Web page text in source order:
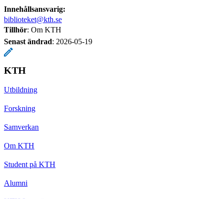
Innehållsansvarig:
biblioteket@kth.se
Tillhör: Om KTH
Senast ändrad: 2026-05-19
KTH
Utbildning
Forskning
Samverkan
Om KTH
Student på KTH
Alumni